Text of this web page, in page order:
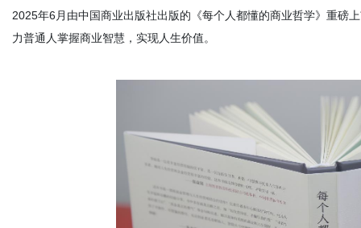
2025年6 月由中国商业出版社出版的 《每个人都懂的商业哲学》 重磅
力普通人掌握商业智慧，实现人生价值。